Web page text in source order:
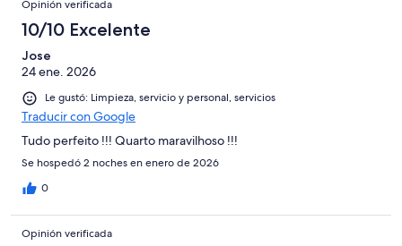
Opinión verificada
10/10 Excelente
Jose
24 ene. 2026
Le gustó: Limpieza, servicio y personal, servicios
Traducir con Google
Tudo perfeito !!! Quarto maravilhoso !!!
Se hospedó 2 noches en enero de 2026
0
Opinión verificada